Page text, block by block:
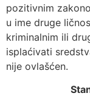
pozitivnim
u ime druge
kriminalnim ili
isplaćivati
nije ovlašćen.